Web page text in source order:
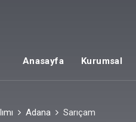
Anasayfa Kurumsal
Adana Sarıçam